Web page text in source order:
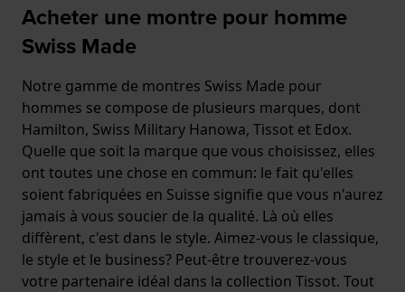
Acheter une montre pour homme
Swiss Made
Notre gamme de montres Swiss Made pour
hommes se compose de plusieurs marques, dont
Hamilton, Swiss Military Hanowa, Tissot et Edox.
Quelle que soit la marque que vous choisissez, elles
ont toutes une chose en commun: le fait qu'elles
soient fabriquées en Suisse signifie que vous n'aurez
jamais à vous soucier de la qualité. Là où elles
diffèrent, c'est dans le style. Aimez-vous le classique,
le style et le business? Peut-être trouverez-vous
votre partenaire idéal dans la collection Tissot. Tout